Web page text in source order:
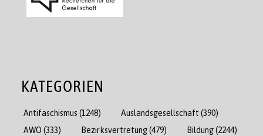
KATEGORIEN
Antifaschismus (1248) Auslandsgesellschaft (390)
AWO (333) Bezirksvertretung(479) Bildung(2244)